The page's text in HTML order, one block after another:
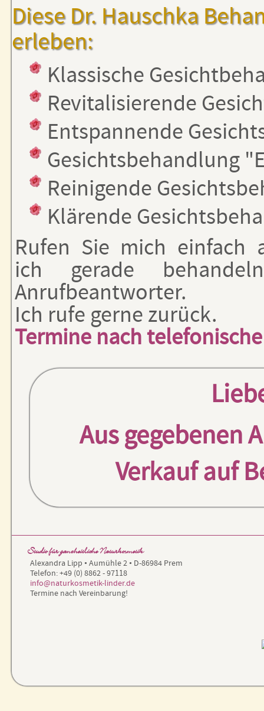
Diese Dr. Hauschka
erleben:
Klassische
Revitalisierende
Entspannende
Gesichtsbehandlung
Reinigende
Klärende
Rufen Sie mich einfach
ich gerade
Anrufbeantworter.
Ich rufe gerne zurück.
Termine nach
Aus gegebenen
Verkauf auf
Studio für ganzheitliche Naturkosmetik
Alexandra Lipp • Aumühle 2 • D-86984 Prem
Telefon: +49 (0) 8862 - 97118
info@naturkosmetik-linder.de
Termine nach Vereinbarung!